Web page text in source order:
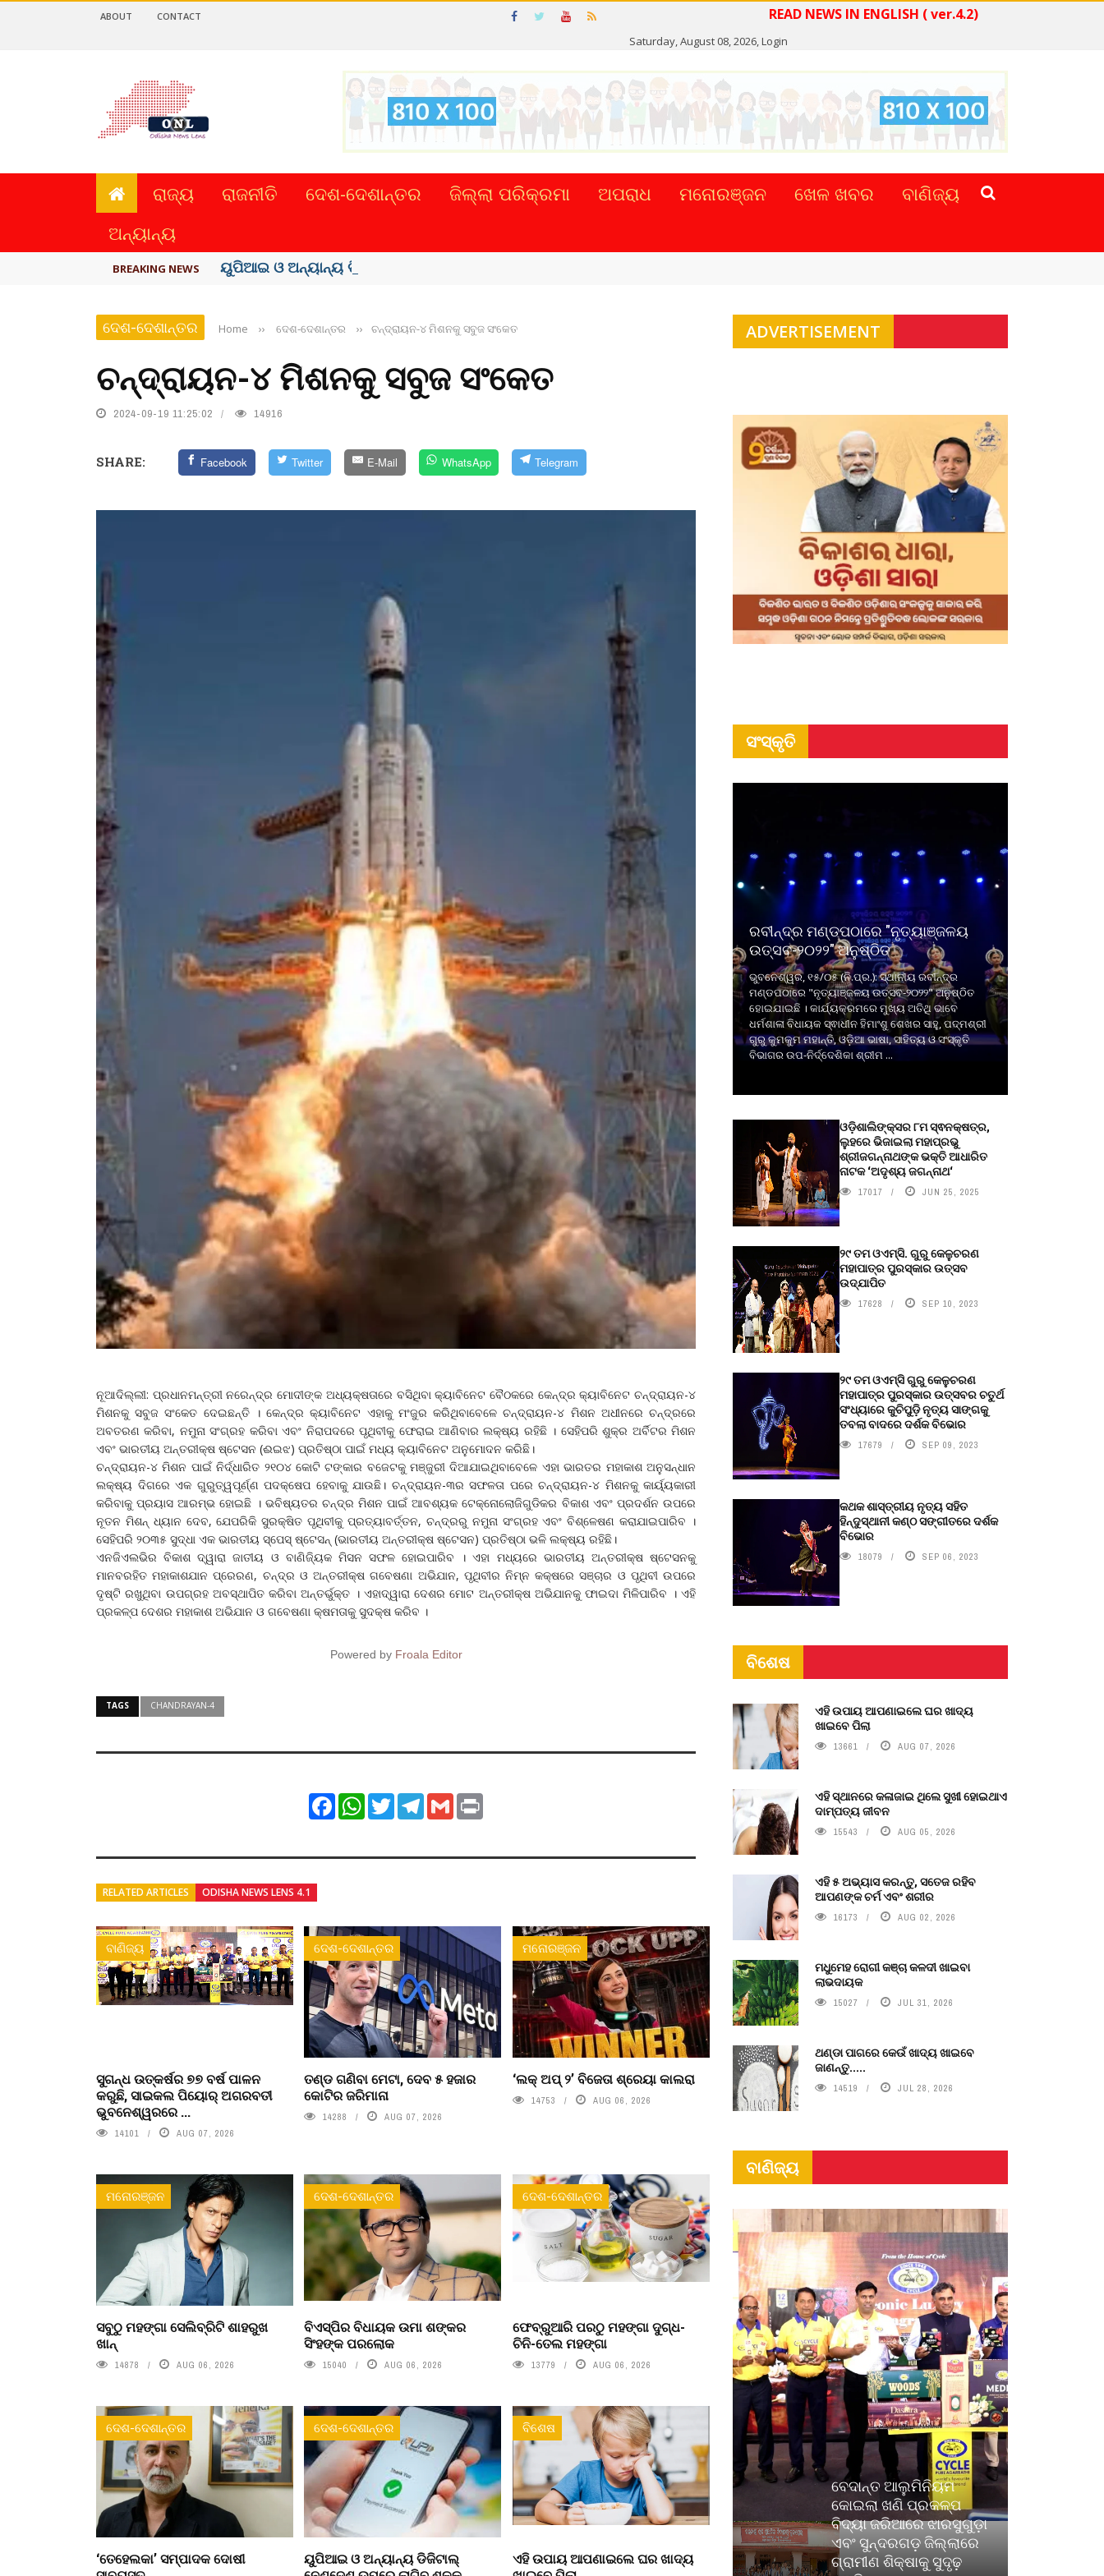
READ NEWS IN ENGLISH ( ver.4.2)
Saturday, August 08, 2026,Login
ABOUT CONTACT
ରାଜ୍ୟ ରାଜନୀତି ଦେଶ-ଦେଶାନ୍ତର ଜିଲ୍ଲା ପରିକ୍ରମା ଅପରାଧ ମନୋରଞ୍ଜନ ଖେଳ ଖବର
ବାଣିଜ୍ୟ
ଅନ୍ୟାନ୍ୟ
BREAKING NEWS ୟୁପିଆଇ ଓ ଅନ୍ୟାନ୍ୟ ଡିଜିଟାଲ୍ ନେଣଦେଣ ...
ଦେଶ-ଦେଶାନ୍ତର Home ›› ଦେଶ-ଦେଶାନ୍ତର ›› ଚନ୍ଦ୍ରାୟନ-୪ ମିଶନକୁ ସବୁଜ ସଂକେତ
ଚନ୍ଦ୍ରାୟନ-୪ ମିଶନକୁ ସବୁଜ ସଂକେତ
2024-09-19 11:25:02 14916
SHARE: Facebook Twitter E-Mail WhatsApp Telegram
ନୂଆଦିଲ୍ଲୀ: ପ୍ରଧାନମନ୍ତ୍ରୀ ନରେନ୍ଦ୍ର ମୋଦୀଙ୍କ ଅଧ୍ୟକ୍ଷତାରେ ବସିଥିବା କ୍ୟାବିନେଟ ବୈଠକରେ କେନ୍ଦ୍ର କ୍ୟାବିନେଟ ଚନ୍ଦ୍ରାୟନ-୪
ମିଶନକୁ ସବୁଜ ସଂକେତ ଦେଇଛନ୍ତି । କେନ୍ଦ୍ର କ୍ୟାବିନେଟ ଏହାକୁ ମଂଜୁର କରିଥିବାବେଳେ ଚନ୍ଦ୍ରାୟନ-୪ ମିଶନ ଅଧୀନରେ ଚନ୍ଦ୍ରରେ
ଅବତରଣ କରିବା, ନମୁନା ସଂଗ୍ରହ କରିବା ଏବଂ ନିରାପଦରେ ପୃଥିବୀକୁ ଫେରାଇ ଆଣିବାର ଲକ୍ଷ୍ୟ ରହିଛି । ସେହିପରି ଶୁକ୍ର ଅର୍ବିଟର ମିଶନ
ଏବଂ ଭାରତୀୟ ଅନ୍ତରୀକ୍ଷ ଷ୍ଟେସନ (ଈଇଝ) ପ୍ରତିଷ୍ଠା ପାଇଁ ମଧ୍ୟ କ୍ୟାବିନେଟ ଅନୁମୋଦନ କରିଛି।
ଚନ୍ଦ୍ରାୟନ-୪ ମିଶନ ପାଇଁ ନିର୍ଦ୍ଧାରିତ ୨୧୦୪ କୋଟି ଟଙ୍କାର ବଜେଟକୁ ମଞ୍ଜୁରୀ ଦିଆଯାଇଥିବାବେଳେ ଏହା ଭାରତର ମହାକାଶ ଅନୁସନ୍ଧାନ
ଲକ୍ଷ୍ୟ ଦିଗରେ ଏକ ଗୁରୁତ୍ୱପୂର୍ଣ୍ଣ ପଦକ୍ଷେପ ହେବାକୁ ଯାଉଛି। ଚନ୍ଦ୍ରାୟନ-୩ର ସଫଳତା ପରେ ଚନ୍ଦ୍ରାୟନ-୪ ମିଶନକୁ କାର୍ୟ୍ୟକାରୀ
କରିବାକୁ ପ୍ରୟାସ ଆରମ୍ଭ ହୋଇଛି । ଭବିଷ୍ୟତର ଚନ୍ଦ୍ର ମିଶନ ପାଇଁ ଆବଶ୍ୟକ ଟେକ୍ନୋଲୋଜିଗୁଡିକର ବିକାଶ ଏବଂ ପ୍ରଦର୍ଶନ ଉପରେ
ନୂତନ ମିଶନ୍ ଧ୍ୟାନ ଦେବ, ଯେପରିକି ସୁରକ୍ଷିତ ପୃଥିବୀକୁ ପ୍ରତ୍ୟାବର୍ତ୍ତନ, ଚନ୍ଦ୍ରରୁ ନମୁନା ସଂଗ୍ରହ ଏବଂ ବିଶ୍ଳେଷଣ କରାଯାଇପାରିବ ।
ସେହିପରି ୨୦୩୫ ସୁଦ୍ଧା ଏକ ଭାରତୀୟ ସ୍ପେସ୍ ଷ୍ଟେସନ୍ (ଭାରତୀୟ ଅନ୍ତରୀକ୍ଷ ଷ୍ଟେସନ) ପ୍ରତିଷ୍ଠା ଭଳି ଲକ୍ଷ୍ୟ ରହିଛି।
ଏନଜିଏଲଭିର ବିକାଶ ଦ୍ୱାରା ଜାତୀୟ ଓ ବାଣିଜ୍ୟିକ ମିସନ ସଫଳ ହୋଇପାରିବ । ଏହା ମଧ୍ୟରେ ଭାରତୀୟ ଅନ୍ତରୀକ୍ଷ ଷ୍ଟେସନକୁ
ମାନବରହିତ ମହାକାଶଯାନ ପ୍ରେରଣ, ଚନ୍ଦ୍ର ଓ ଅନ୍ତରୀକ୍ଷ ଗବେଷଣା ଅଭିଯାନ, ପୃଥିବୀର ନିମ୍ନ କକ୍ଷରେ ସଞ୍ଚାର ଓ ପୃଥିବୀ ଉପରେ
ଦୃଷ୍ଟି ରଖୁଥିବା ଉପଗ୍ରହ ଅବସ୍ଥାପିତ କରିବା ଅନ୍ତର୍ଭୁକ୍ତ । ଏହାଦ୍ୱାରା ଦେଶର ମୋଟ ଅନ୍ତରୀକ୍ଷ ଅଭିଯାନକୁ ଫାଇଦା ମିଳିପାରିବ । ଏହି
ପ୍ରକଳ୍ପ ଦେଶର ମହାକାଶ ଅଭିଯାନ ଓ ଗବେଷଣା କ୍ଷମତାକୁ ସୁଦକ୍ଷ କରିବ ।
Powered by Froala Editor
TAGS CHANDRAYAN-4
FacebookWhatsApp
TwitterTelegram
Gmail
RELATED ARTICLES ODISHA NEWS LENS 4.1
ବାଣିଜ୍ୟ
ସୁଗନ୍ଧ ଉତ୍କର୍ଷର ୭୭ ବର୍ଷ ପାଳନ
କରୁଛି, ସାଇକଲ ପିୟୋର୍‌ ଅଗରବତୀ
ଭୁବନେଶ୍ୱରରେ ...
14101 AUG 07, 2026
ଦେଶ-ଦେଶାନ୍ତର
ତଣ୍ଡ ଗଣିବା ମେଟା, ଦେବ ୫ ହଜାର
କୋଟିର ଜରିମାନା
14288 AUG 07, 2026
ମନୋରଞ୍ଜନ
‘ଲକ୍ ଅପ୍ ୨’ ବିଜେତା ଶ୍ରେୟା କାଲରା
14753 AUG 06, 2026
ମନୋରଞ୍ଜନ
ସବୁଠୁ ମହଙ୍ଗା ସେଲିବ୍ରିଟି ଶାହରୁଖ
ଖାନ୍
14878 AUG 06, 2026
ଦେଶ-ଦେଶାନ୍ତର
ବିଏସ୍‌ପିର ବିଧାୟକ ଉମା ଶଙ୍କର
ସିଂହଙ୍କ ପରଲୋକ
15040 AUG 06, 2026
ଦେଶ-ଦେଶାନ୍ତର
ଫେବ୍ରୁଆରି ପରଠୁ ମହଙ୍ଗା ଦୁଗ୍ଧ-
ଚିନି-ତେଲ ମହଙ୍ଗା
13779 AUG 06, 2026
ଦେଶ-ଦେଶାନ୍ତର
‘ତେହେଲକା’ ସମ୍ପାଦକ ଦୋଷୀ
ଦେଶ-ଦେଶାନ୍ତର
ୟୁପିଆଇ ଓ ଅନ୍ୟାନ୍ୟ ଡିଜିଟାଲ୍
ବିଶେଷ
ଏହି ଉପାୟ ଆପଣାଇଲେ ଘର ଖାଦ୍ୟ
ADVERTISEMENT
ସଂସ୍କୃତି
ରବୀନ୍ଦ୍ର ମଣ୍ଡପଠାରେ "ନୃତ୍ୟାଞ୍ଜଳୟ
ଉତ୍ସବ-୨୦୨୨" ଅନୁଷ୍ଠିତ
ଭୁବନେଶ୍ୱର, ୧୫/୦୫ (ନି.ପ୍ର.): ସ୍ଥାନୀୟ ରବୀନ୍ଦ୍ର
ମଣ୍ଡପଠାରେ "ନୃତ୍ୟାଞ୍ଜଳୟ ଉତ୍ସବ-୨୦୨୨" ଅନୁଷ୍ଠିତ
ହୋଇଯାଇଛି । କାର୍ଯ୍ୟକ୍ରମରେ ମୁଖ୍ୟ ଅତିଥି ଭାବେ
ଧର୍ମଶାଳା ବିଧାୟକ ସ୍ଵାଧୀନ ହିମାଂଶୁ ଶେଖର ସାହୁ, ପଦ୍ମଶ୍ରୀ
ଗୁରୁ କୁମକୁମ ମହାନ୍ତି, ଓଡ଼ିଆ ଭାଷା, ସାହିତ୍ୟ ଓ ସଂସ୍କୃତି
ବିଭାଗର ଉପ-ନିର୍ଦ୍ଦେଶିକା ଶ୍ରୀମ ...
ଓଡ଼ିଶାଲିଙ୍କ୍ସର ୮ମ ସ୍ଵନକ୍ଷତ୍ର,
ଲୁହରେ ଭିଜାଇଲା ମହାପ୍ରଭୁ
ଶ୍ରୀଜଗନ୍ନାଥଙ୍କ ଭକ୍ତି ଆଧାରିତ
ନାଟକ ‘ଅଦୃଶ୍ୟ ଜଗନ୍ନାଥ‘
17017 JUN 25, 2025
୨୯ ତମ ଓଏମ୍‌ସି. ଗୁରୁ କେଳୁଚରଣ
ମହାପାତ୍ର ପୁରସ୍କାର ଉତ୍ସବ
ଉଦ୍‍ଯାପିତ
17628 SEP 10, 2023
୨୯ ତମ ଓଏମ୍‌ସି ଗୁରୁ କେଳୁଚରଣ
ମହାପାତ୍ର ପୁରସ୍କାର ଉତ୍ସବର ଚତୁର୍ଥ
ସଂଧ୍ୟାରେ କୁଚିପୁଡ଼ି ନୃତ୍ୟ ସାଙ୍ଗକୁ
ତବଲା ବାଦରେ ଦର୍ଶକ ବିଭୋର
17679 SEP 09, 2023
କଥକ ଶାସ୍ତ୍ରୀୟ ନୃତ୍ୟ ସହିତ
ହିନ୍ଦୁସ୍ଥାନୀ କଣ୍ଠ ସଙ୍ଗୀତରେ ଦର୍ଶକ
ବିଭୋର
18079 SEP 06, 2023
ବିଶେଷ
ଏହି ଉପାୟ ଆପଣାଇଲେ ଘର ଖାଦ୍ୟ
ଖାଇବେ ପିଲା
13661 AUG 07, 2026
ଏହି ସ୍ଥାନରେ କଳାଜାଇ ଥିଲେ ସୁଖୀ ହୋଇଥାଏ
ଦାମ୍ପତ୍ୟ ଜୀବନ
15543 AUG 05, 2026
ଏହି ୫ ଅଭ୍ୟାସ କରନ୍ତୁ, ସତେଜ ରହିବ
ଆପଣଙ୍କ ଚର୍ମ ଏବଂ ଶରୀର
16173 AUG 02, 2026
ମଧୁମେହ ରୋଗୀ କଞ୍ଚା କଳଦୀ ଖାଇବା
ଲାଭଦାୟକ
15027 JUL 31, 2026
ଥଣ୍ଡା ପାଗରେ କେଉଁ ଖାଦ୍ୟ ଖାଇବେ
ଜାଣନ୍ତୁ.....
14519 JUL 28, 2026
ବାଣିଜ୍ୟ
ବେଦାନ୍ତ ଆଲୁମିନିୟମ
କୋଇଲା ଖଣି ପ୍ରକଳ୍ପ
ବିଦ୍ୟା ଜରିଆରେ ଝାରସୁଗୁଡ଼ା
ଏବଂ ସୁନ୍ଦରଗଡ଼ ଜିଲ୍ଲାରେ
ଗ୍ରାମୀଣ ଶିକ୍ଷାକୁ ସୁଦୃଢ଼